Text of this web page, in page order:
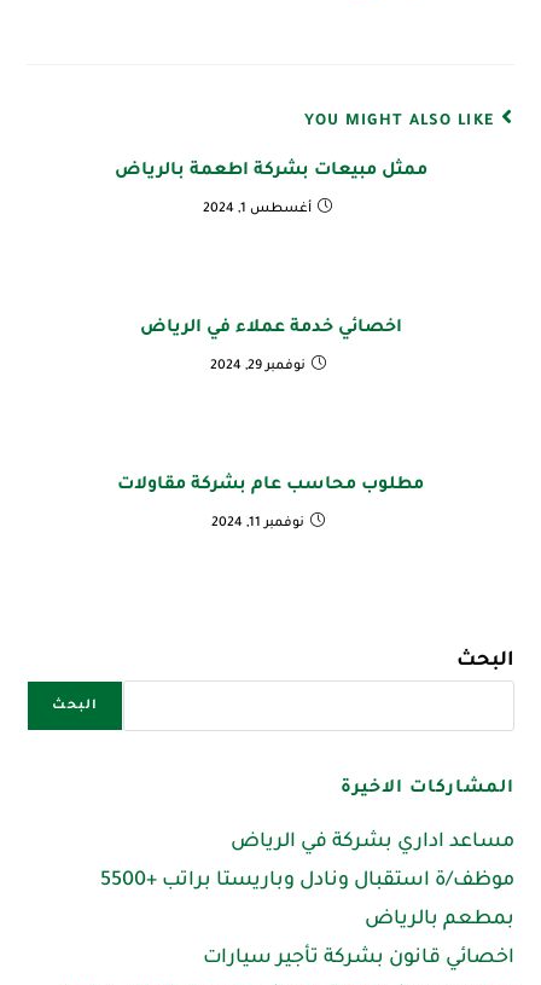
YOU MIGHT ALSO LIKE
ممثل مبيعات بشركة اطعمة بالرياض
أغسطس 1, 2024
اخصائي خدمة عملاء في الرياض
نوفمبر 29, 2024
مطلوب محاسب عام بشركة مقاولات
نوفمبر 11, 2024
البحث
البحث
المشاركات الاخيرة
مساعد اداري بشركة في الرياض
موظف/ة استقبال ونادل وباريستا براتب +5500
بمطعم بالرياض
اخصائي قانون بشركة تأجير سيارات